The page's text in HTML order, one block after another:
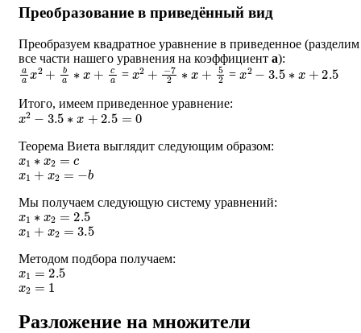
Преобразование в приведённый вид
Преобразуем квадратное уравнение в приведенное (разделим
все части нашего уравнения на коэффициент a):
aax2+ba∗x+ca = x2+−72∗x+52 =x2−3.5∗ 2.5
Итого, имеем приведенное уравнение:
x2−3.5∗x+2.5=0
Теорема Виета выглядит следующим образом:
x1∗x2= c
x1 + x2 =− b
Мы получаем следующую систему уравнений:
x1∗x2=2.5
x1 + x2 =3.5
Методом подбора получаем:
x1=2.5
x2 =1
Разложение на множители